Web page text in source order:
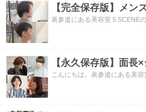
表参道にある美容室５SCENE
こんにちは。表参道にある美